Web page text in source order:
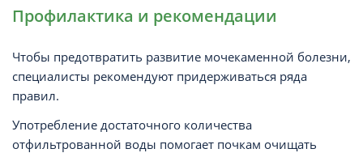
Профилактика и рекомендации
Чтобы предотвратить развитие мочекаменной болезни,
специалисты рекомендуют придерживаться ряда
правил.
Употребление достаточного количества
отфильтрованной воды помогает почкам очищать